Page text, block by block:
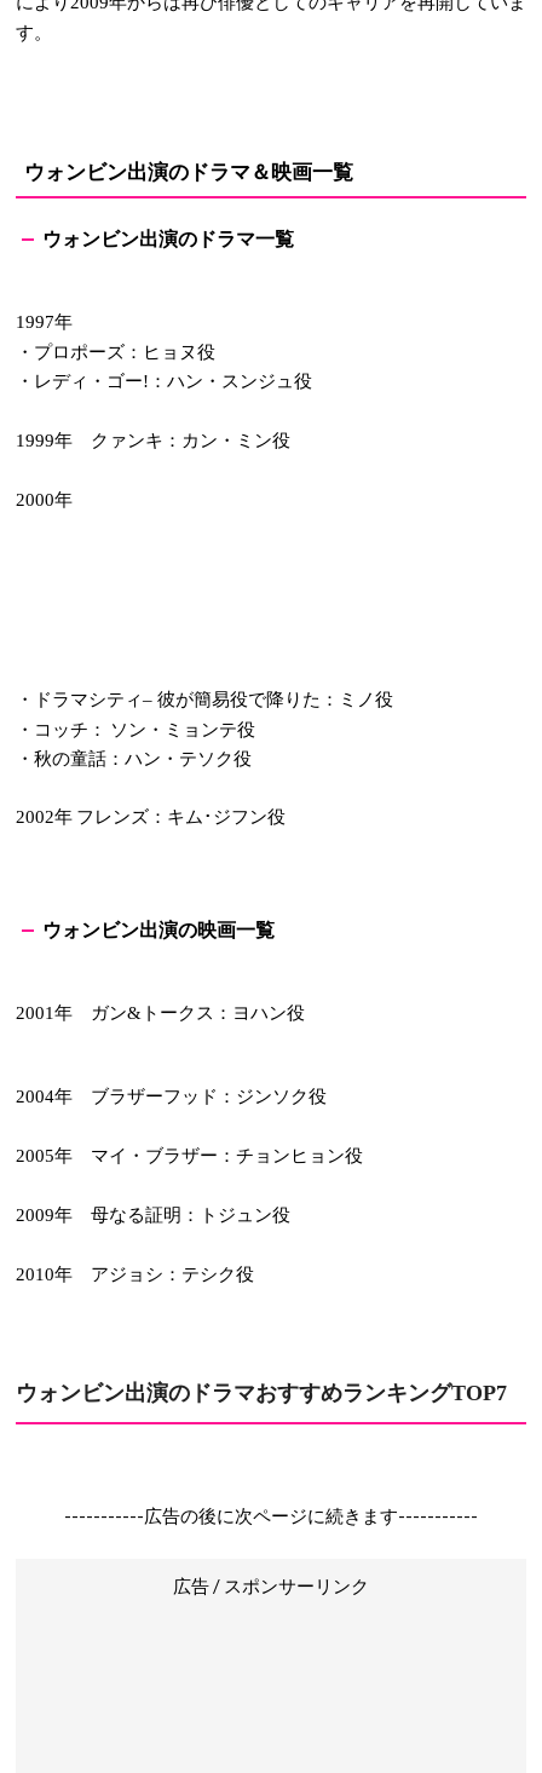
す。
ウォンビン出演のドラマ＆映画一覧
ウォンビン出演のドラマ一覧
1997年
・プロポーズ：ヒョヌ役
・レディ・ゴー! ：ハン・スンジュ役
1999年 クァンキ：カン・ミン役
2000年
・ドラマシティ– 彼が簡易役で降りた：ミノ役
・コッチ： ソン・ミョンテ役
・秋の童話：ハン・テソク役
2002年 フレンズ：キム･ジフン役
ウォンビン出演の映画一覧
2001年 ガン& トークス：ヨハン役
2004年 ブラザーフッド：ジンソク役
2005年 マイ・ブラザー：チョンヒョン役
2009年 母なる証明：トジュン役
2010年 アジョシ：テシク役
ウォンビン出演のドラマおすすめランキングTOP7
-----------広告の後に次ページに続きます-----------
広告 / スポンサーリンク